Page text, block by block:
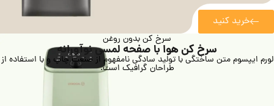
خرید کنید
سرخ کن بدون روغن
سرخ کن هوا با صفحه لمسی نوآورانه
لورم ایپسوم متن ساختگی با تولید سادگی نامفهوم از صنعت چاپ و با استفاده از
طراحان گرافیک است.